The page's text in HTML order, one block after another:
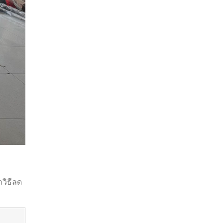
วิธีลด